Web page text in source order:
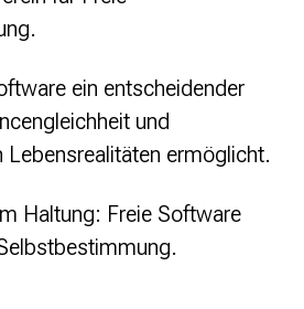
ein entscheidender
und
Lebensrealitäten ermöglicht.
Haltung: Freie Software